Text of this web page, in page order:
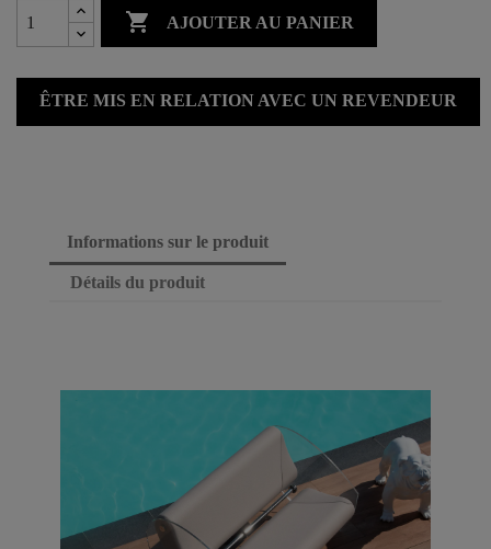
 AJOUTER AU PANIER
ÊTRE MIS EN RELATION AVEC UN REVENDEUR
Informations sur le produit
Détails du produit